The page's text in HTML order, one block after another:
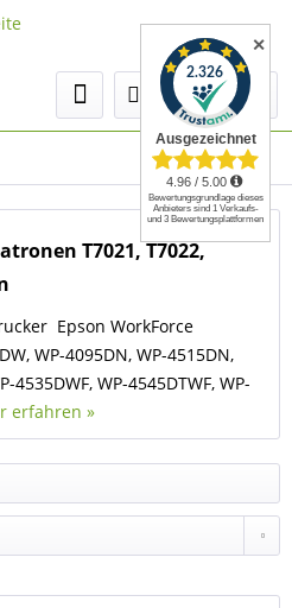
T7021, T7022,
Epson WorkForce
WP-4095DN, WP-4515DN,
4535DWF, WP-4545DTWF, WP-
erfahren »
✕